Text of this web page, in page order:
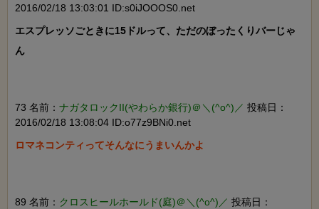
2016/02/18 13:03:01 ID:s0iJOOOS0.net
エスプレッソごときに15ドルって、ただのぼったくりバーじゃ
ん
73 名前： ナガタロックII(やわらか銀行)＠＼(^o^)／ 投稿日：
2016/02/18 13:08:04 ID:o77z9BNi0.net
ロマネコンティってそんなにうまいんかよ
89 名前： クロスヒールホールド(庭)＠＼(^o^)／ 投稿日：